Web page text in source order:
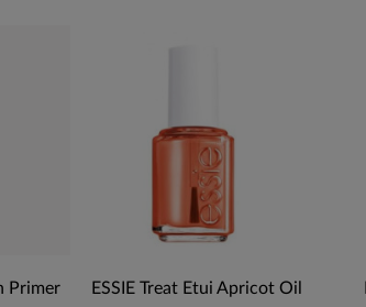
Primer
ESSIE Treat Etui Apricot Oil